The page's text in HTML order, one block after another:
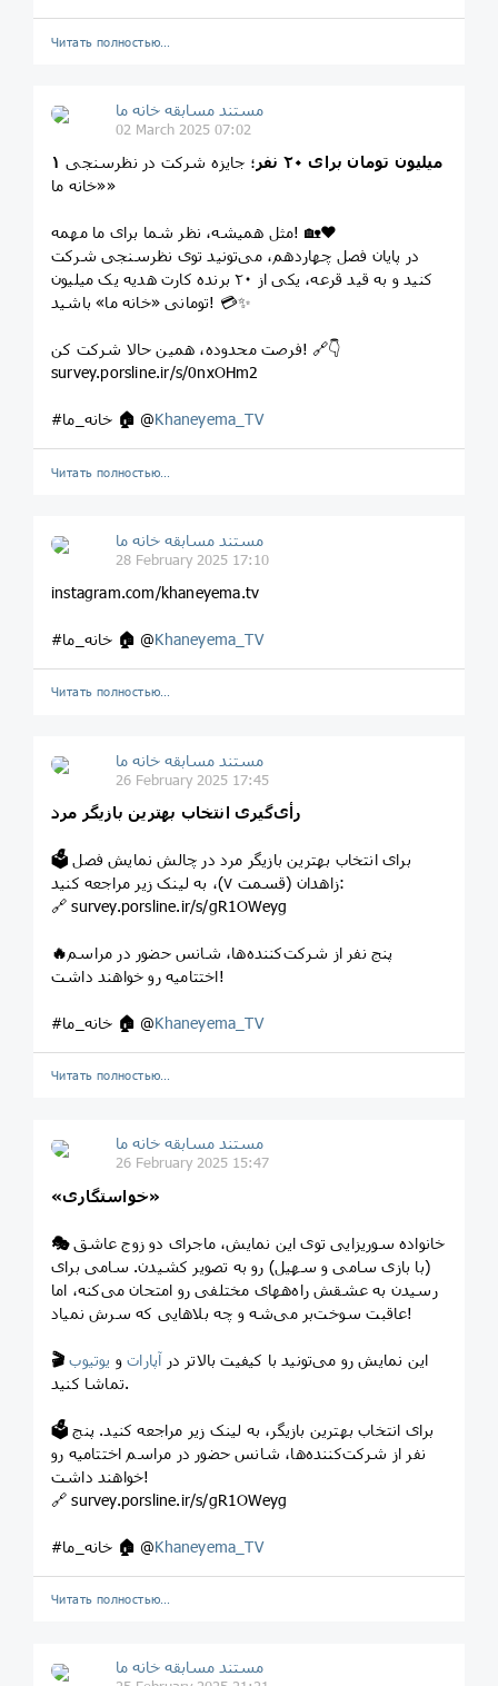
Читать полностью…
مستند مسابقه خانه ما
02 March 2025 07:02
۱ میلیون تومان برای ۲۰ نفر
؛ جایزه شرکت در نظرسنجی
«خانه ما»
مثل همیشه، نظر شما برای ما مهمه! 🏡❤️
در پایان فصل چهاردهم، می‌تونید توی نظرسنجی شرکت
کنید و به قید قرعه، یکی از ۲۰ برنده کارت هدیه یک میلیون
تومانی «خانه ما» باشید! 💳✨
فرصت محدوده، همین حالا شرکت کن! 🔗👇
survey.porsline.ir/s/0nxOHm2
🏠 @Khaneyema_TV
Читать полностью…
مستند مسابقه خانه ما
28 February 2025 17:10
instagram.com/khaneyema.tv
🏠 @Khaneyema_TV
Читать полностью…
مستند مسابقه خانه ما
26 February 2025 17:45
رأی‌گیری انتخاب بهترین بازیگر مرد
🗳 برای انتخاب بهترین بازیگر مرد در چالش نمایش فصل
زاهدان (قسمت ۷)، به لینک زیر مراجعه کنید:
🔗 survey.porsline.ir/s/gR1OWeyg
🔥پنج نفر از شرکت‌کننده‌ها، شانس حضور در مراسم
اختتامیه رو خواهند داشت!
🏠 @Khaneyema_TV
Читать полностью…
مستند مسابقه خانه ما
26 February 2025 15:47
«خواستگاری»
🎭خانواده سوریزایی توی این نمایش، ماجرای دو زوج عاشق
(با بازی سامی و سهیل) رو به تصویر کشیدن. سامی برای
رسیدن به عشقش راه‌ههای مختلفی رو امتحان می‌کنه، اما
عاقبت سوخت‌بر می‌شه و چه بلاهایی که سرش نمیاد!
🎬 این نمایش رو می‌تونید با کیفیت بالاتر درآپاراتو یوتیوب
تماشا کنید.
🗳 برای انتخاب بهترین بازیگر، به لینک زیر مراجعه کنید. پنج
نفر از شرکت‌کننده‌ها، شانس حضور در مراسم اختتامیه رو
خواهند داشت!
🔗 survey.porsline.ir/s/gR1OWeyg
🏠 @Khaneyema_TV
Читать полностью…
مستند مسابقه خانه ما